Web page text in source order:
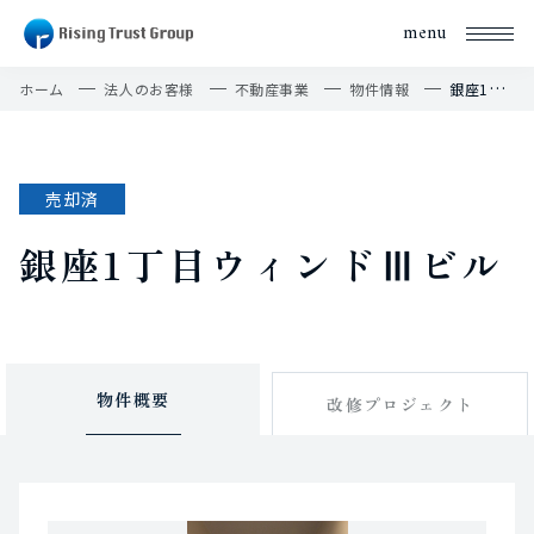
menu
ホーム 法人のお客様 不動産事業 物件情報 銀座1丁目ウィンドⅢビル
売却済
銀座1丁目ウィンドⅢビル
物件概要 改修プロジェクト